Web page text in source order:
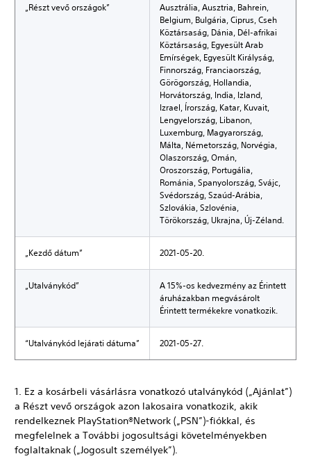
„Részt vevő országok”
Ausztrália, Ausztria, Bahrein,
Belgium, Bulgária, Ciprus, Cseh
Köztársaság, Dánia, Dél-afrikai
Köztársaság, Egyesült Arab
Emírségek, Egyesült Királyság,
Finnország, Franciaország,
Görögország, Hollandia,
Horvátország, India, Izland,
Izrael, Írország, Katar, Kuvait,
Lengyelország, Libanon,
Luxemburg, Magyarország,
Málta, Németország, Norvégia,
Olaszország, Omán,
Oroszország, Portugália,
Románia, Spanyolország, Svájc,
Svédország, Szaúd-Arábia,
Szlovákia, Szlovénia,
Törökország, Ukrajna, Új-Zéland.
„Kezdő dátum” 2021-05-20.
„Utalványkód”
A 15%-os kedvezmény az Érintett
áruházakban megvásárolt
Érintett termékekre vonatkozik.
“Utalványkód lejárati dátuma” 2021-05-27.
1. Ez a kosárbeli vásárlásra vonatkozó utalványkód („Ajánlat”)
a Részt vevő országok azon lakosaira vonatkozik, akik
rendelkeznek PlayStation®Network („PSN”)-fiókkal, és
megfelelnek a További jogosultsági követelményekben
foglaltaknak („Jogosult személyek”).